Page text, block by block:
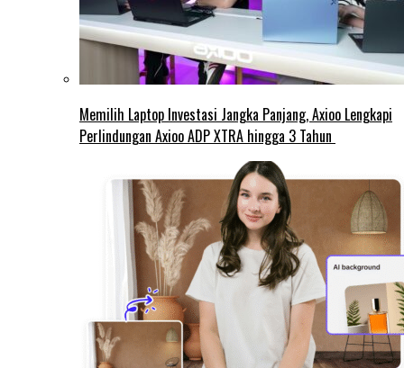
Memilih Laptop Investasi Jangka Panjang, Axioo Lengkapi
Perlindungan Axioo ADP XTRA hingga 3 Tahun